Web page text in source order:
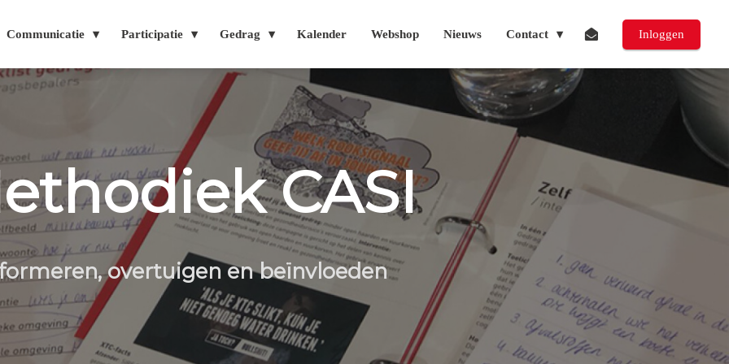
Communicatie Participatie Gedrag Kalender Webshop Nieuws Contact Inloggen
CASI
overtuigen en beïnvloeden